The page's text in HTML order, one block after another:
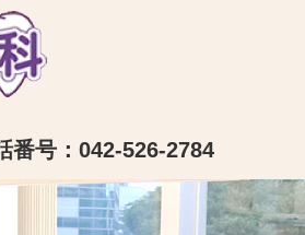
号：042-526-2784